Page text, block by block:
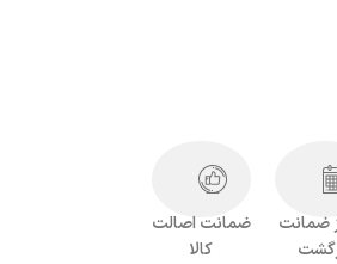
ضمانت
ضمانت اصالت
کالا